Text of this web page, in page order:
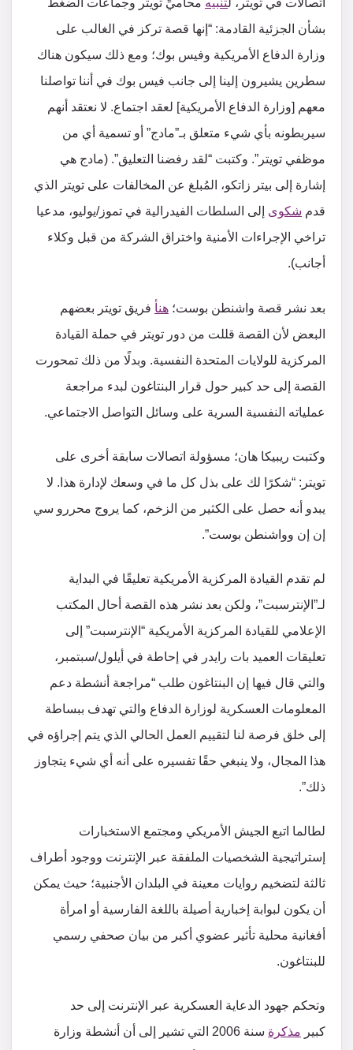
اتصالات في تويتر، لتنبيه محاميِّ تويتر وجماعات الضغط
بشأن الجزئية القادمة: “إنها قصة تركز في الغالب على
وزارة الدفاع الأمريكية وفيس بوك؛ ومع ذلك سيكون هناك
سطرين يشيرون إلينا إلى جانب فيس بوك في أننا تواصلنا
معهم [وزارة الدفاع الأمريكية] لعقد اجتماع. لا نعتقد أنهم
سيربطونه بأي شيء متعلق بـ”مادج” أو تسمية أي من
موظفي تويتر”. وكتبت “لقد رفضنا التعليق”. (مادج هي
إشارة إلى بيتر زاتكو، المُبلغ عن المخالفات على تويتر الذي
قدم شكوى إلى السلطات الفيدرالية في تموز/يوليو، مدعيا
تراخي الإجراءات الأمنية واختراق الشركة من قبل وكلاء
أجانب).
بعد نشر قصة واشنطن بوست؛ هنأ فريق تويتر بعضهم
البعض لأن القصة قللت من دور تويتر في حملة القيادة
المركزية للولايات المتحدة النفسية. وبدلًا من ذلك تمحورت
القصة إلى حد كبير حول قرار البنتاغون لبدء مراجعة
عملياته النفسية السرية على وسائل التواصل الاجتماعي.
وكتبت ريبيكا هان؛ مسؤولة اتصالات سابقة أخرى على
تويتر: “شكرًا لك على بذل كل ما في وسعك لإدارة هذا. لا
يبدو أنه حصل على الكثير من الزخم، كما يروج محررو سي
إن إن وواشنطن بوست”.
لم تقدم القيادة المركزية الأمريكية تعليقًا في البداية
لـ”الإنترسبت”، ولكن بعد نشر هذه القصة أحال المكتب
الإعلامي للقيادة المركزية الأمريكية “الإنترسبت” إلى
تعليقات العميد بات رايدر في إحاطة في أيلول/سبتمبر،
والتي قال فيها إن البنتاغون طلب “مراجعة أنشطة دعم
المعلومات العسكرية لوزارة الدفاع والتي تهدف ببساطة
إلى خلق فرصة لنا لتقييم العمل الحالي الذي يتم إجراؤه في
هذا المجال، ولا ينبغي حقًا تفسيره على أنه أي شيء يتجاوز
ذلك”.
لطالما اتبع الجيش الأمريكي ومجتمع الاستخبارات
إستراتيجية الشخصيات الملفقة عبر الإنترنت ووجود أطراف
ثالثة لتضخيم روايات معينة في البلدان الأجنبية؛ حيث يمكن
أن يكون لبوابة إخبارية أصيلة باللغة الفارسية أو امرأة
أفغانية محلية تأثير عضوي أكبر من بيان صحفي رسمي
للبنتاغون.
وتحكم جهود الدعاية العسكرية عبر الإنترنت إلى حد
كبير مذكرة
سنة 2006 التي تشير إلى أن أنشطة وزارة